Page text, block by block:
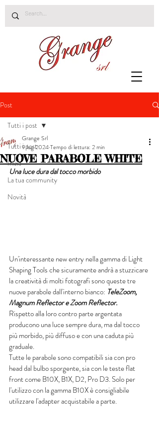
Post
Tutti i post
Inizia
La tua community
Novità
Tutti i post
NUOVE PARABOLE WHITE
Grange Srl
9 lug 2024Tempo di lettura: 2 min
Una luce dura dal tocco morbido
Un'interessante new entry nella gamma di Light
Shaping Tools che sicuramente andrà a stuzzicare
la creatività di molti fotografi sono queste tre
nuove parabole dall'interno bianco: TeleZoom,
Magnum Reflector e Zoom Reflector.
Rispetto alla loro contro parte argentata
producono una luce sempre dura, ma dal tocco
più morbido, più diffuso e con una caduta più
graduale.
Tutte le parabole sono compatibili sia con pro
head dal bulbo sporgente, sia con le teste flat
front come B10X, B1X, D2, Pro D3. Solo per
l'utilizzo con la gamma B10X è consigliabile
utilizzare l'adapter acquistabile a parte.